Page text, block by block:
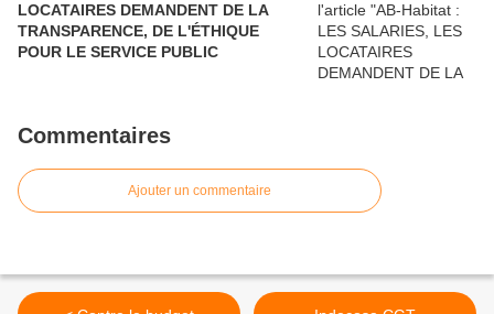
LOCATAIRES DEMANDENT DE LA
TRANSPARENCE, DE L'ÉTHIQUE
POUR LE SERVICE PUBLIC
Commentaires
Ajouter un commentaire